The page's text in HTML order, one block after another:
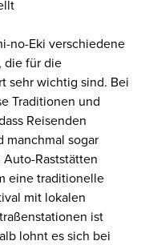
no-Eki verschiedene
die für die
sehr wichtig sind. Bei
Traditionen und
Reisenden
manchmal sogar
Raststätten
eine traditionelle
mit lokalen
ist
lohnt es sich bei